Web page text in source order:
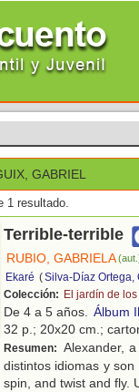
GABRIEL
1 resultado.
Terrible-terrible
RUBIO, GABRIELA
Ekaré (Silva-Díaz Ortega,
Colección: El jardín de
De 4 a 5 años. Álbum
32 p.; 20x20 cm.;
Resumen: Alexander,
distintos idiomas y
spin, and twist and fly.